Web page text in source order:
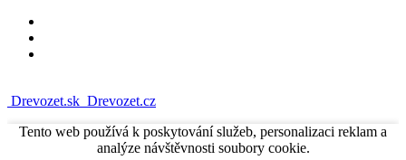
Drevozet.sk Drevozet.cz
Tento web používá k poskytování služeb, personalizaci reklam a
analýze návštěvnosti soubory cookie.